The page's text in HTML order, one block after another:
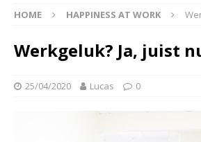
HOME HAPPINESS AT WORK
Werkgeluk? Ja, juist
25/04/2020 Lucas 0